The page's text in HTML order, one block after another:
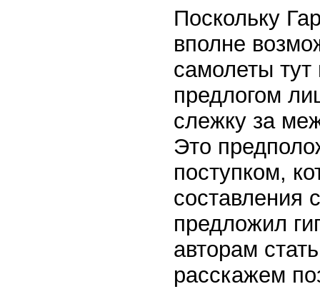
Поскольку
вполне
самолеты
предлогом
слежку за
Это
поступком,
составления
предложил
авторам
расскажем